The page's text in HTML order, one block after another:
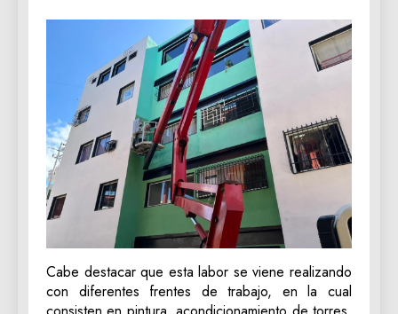
Cabe destacar que esta labor se viene realizando
con diferentes frentes de trabajo, en la cual